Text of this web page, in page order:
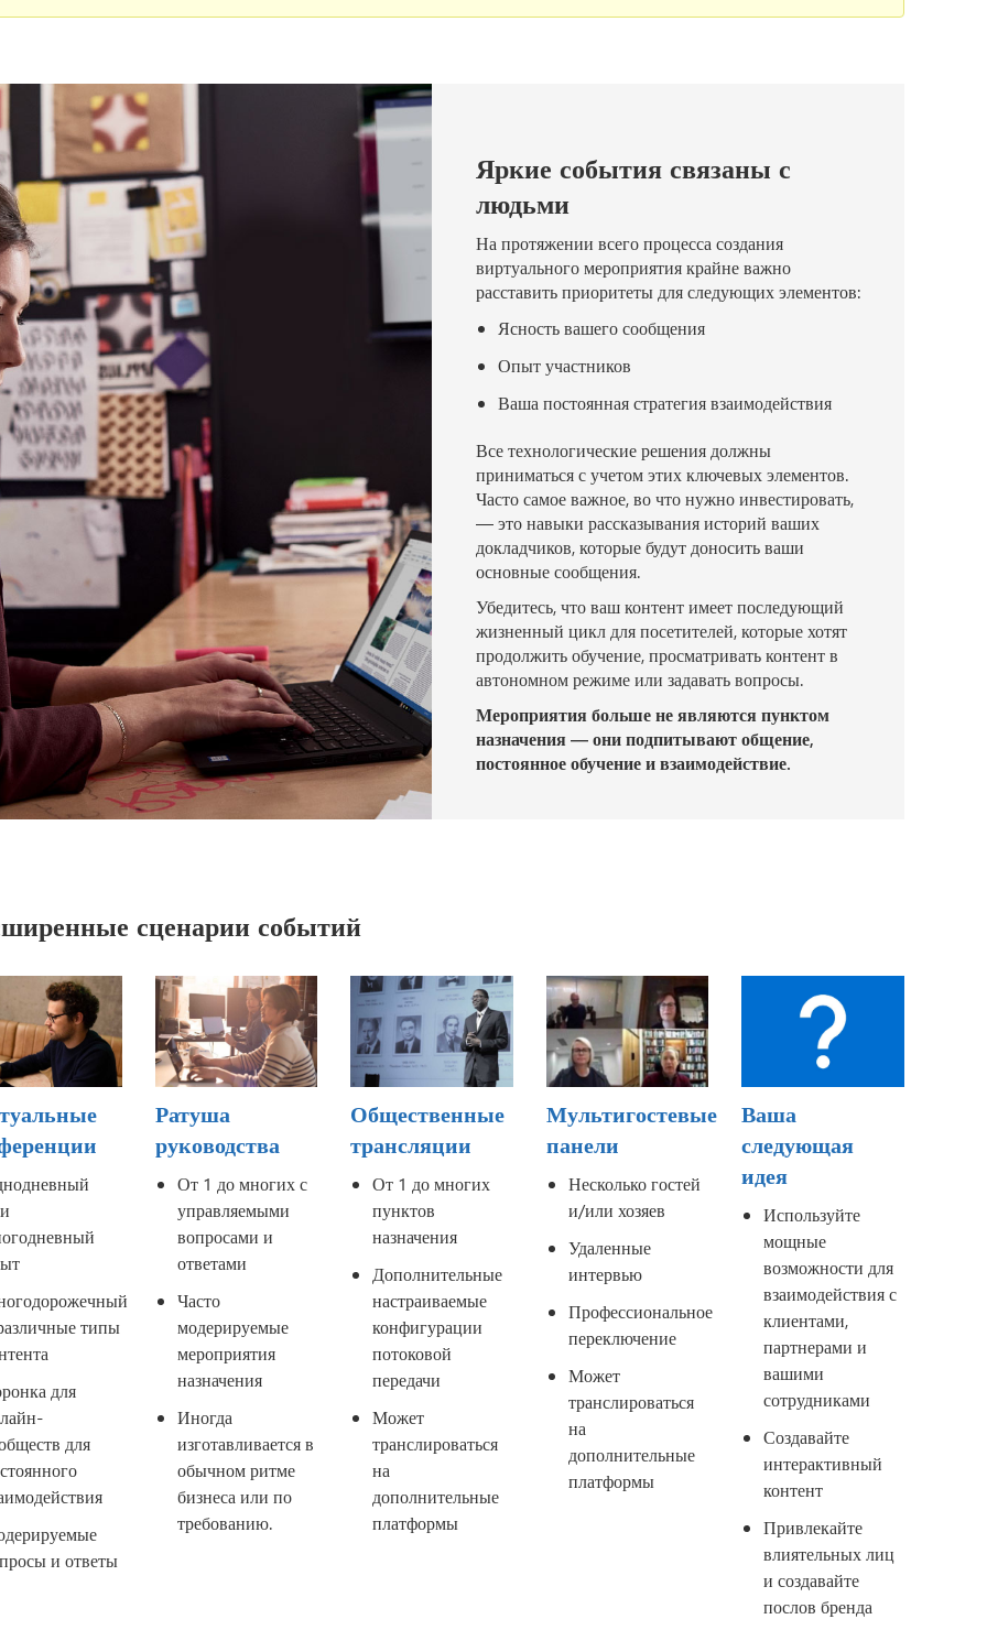
Яркие события связаны с
людьми
На протяжении всего процесса создания
виртуального мероприятия крайне важно
расставить приоритеты для следующих элементов:
Ясность вашего сообщения
Опыт участников
Ваша постоянная стратегия взаимодействия
Все технологические решения должны
приниматься с учетом этих ключевых элементов.
Часто самое важное, во что нужно инвестировать,
— это навыки рассказывания историй ваших
докладчиков, которые будут доносить ваши
основные сообщения.
Убедитесь, что ваш контент имеет последующий
жизненный цикл для посетителей, которые хотят
продолжить обучение, просматривать контент в
автономном режиме или задавать вопросы.
Мероприятия больше не являются пунктом
назначения — они подпитывают общение,
постоянное обучение и взаимодействие.
сценарии событий
типы
для
для
и ответы
Ратуша
руководства
От 1 до многих с
управляемыми
вопросами и
ответами
Часто
модерируемые
мероприятия
назначения
Иногда
изготавливается в
обычном ритме
бизнеса или по
требованию.
Общественные
трансляции
От 1 до многих
пунктов
назначения
Дополнительные
настраиваемые
конфигурации
потоковой
передачи
Может
транслироваться
на
дополнительные
платформы
Мультигостевые
панели
Несколько гостей
и/или хозяев
Удаленные
интервью
Профессиональное
переключение
Может
транслироваться
на
дополнительные
платформы
Ваша
следующая
идея
Используйте
мощные
возможности для
взаимодействия с
клиентами,
партнерами и
вашими
сотрудниками
Создавайте
интерактивный
контент
Привлекайте
влиятельных лиц
и создавайте
послов бренда